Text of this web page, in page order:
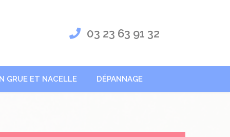
03 23 63 91 32
GRUE ET NACELLE DÉPANNAGE